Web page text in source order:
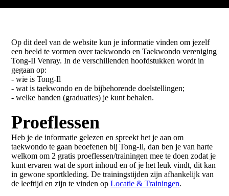
Op dit deel van de website kun je informatie vinden om jezelf
een beeld te vormen over taekwondo en Taekwondo vereniging
Tong-Il Venray. In de verschillenden hoofdstukken wordt in
gegaan op:
- wie is Tong-Il
- wat is taekwondo en de bijbehorende doelstellingen;
- welke banden (graduaties) je kunt behalen.
Proeflessen
Heb je de informatie gelezen en spreekt het je aan om
taekwondo te gaan beoefenen bij Tong-Il, dan ben je van harte
welkom om 2 gratis proeflessen/trainingen mee te doen zodat je
kunt ervaren wat de sport inhoud en of je het leuk vindt, dit kan
in gewone sportkleding. De trainingstijden zijn afhankelijk van
de leeftijd en zijn te vinden opLocatie & Trainingen.